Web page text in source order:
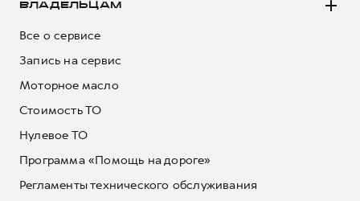
ВЛАДЕЛЬЦАМ
Все о сервисе
Запись на сервис
Моторное масло
Стоимость ТО
Нулевое ТО
Программа «Помощь на дороге»
Регламенты технического обслуживания